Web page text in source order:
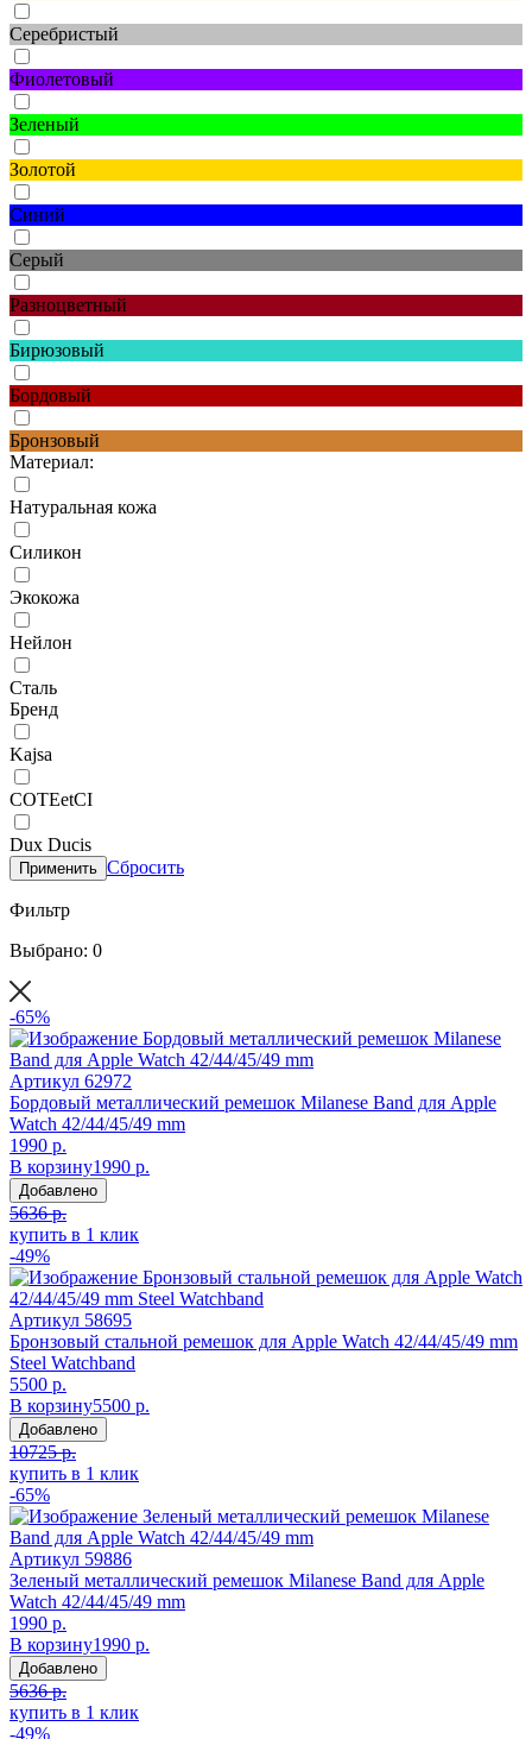
Серебристый
Фиолетовый
Зеленый
Золотой
Синий
Серый
Разноцветный
Бирюзовый
Бордовый
Бронзовый
Материал:
Натуральная кожа
Силикон
Экокожа
Нейлон
Сталь
Бренд
Kajsa
COTEetCI
Dux Ducis
Применить Сбросить
Фильтр
Выбрано: 0
-65%
Артикул 62972
Бордовый металлический ремешок Milanese Band для Apple
Watch 42/44/45/49 mm
1990 р.
В корзину1990 р.
Добавлено
5636 р.
купить в 1 клик
-49%
Артикул 58695
Бронзовый стальной ремешок для Apple Watch 42/44/45/49 mm
Steel Watchband
5500 р.
В корзину5500 р.
Добавлено
10725 р.
купить в 1 клик
-65%
Артикул 59886
Зеленый металлический ремешок Milanese Band для Apple
Watch 42/44/45/49 mm
1990 р.
В корзину1990 р.
Добавлено
5636 р.
купить в 1 клик
-49%